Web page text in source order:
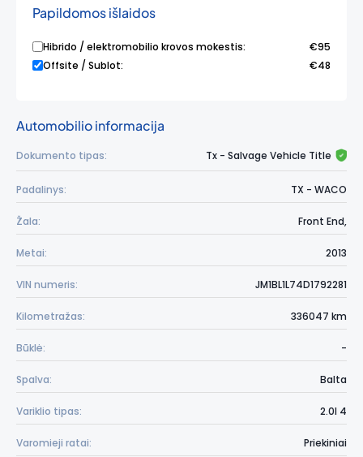
Papildomos išlaidos
Hibrido / elektromobilio krovos mokestis:
€95
Offsite / Sublot:
€48
Automobilio informacija
Dokumento tipas: Tx - Salvage Vehicle Title
Padalinys: TX - WACO
Žala: Front End,
Metai: 2013
VIN numeris: JM1BL1L74D1792281
Kilometražas: 336047 km
Būklė: -
Spalva: Balta
Variklio tipas: 2.0l 4
Varomieji ratai: Priekiniai